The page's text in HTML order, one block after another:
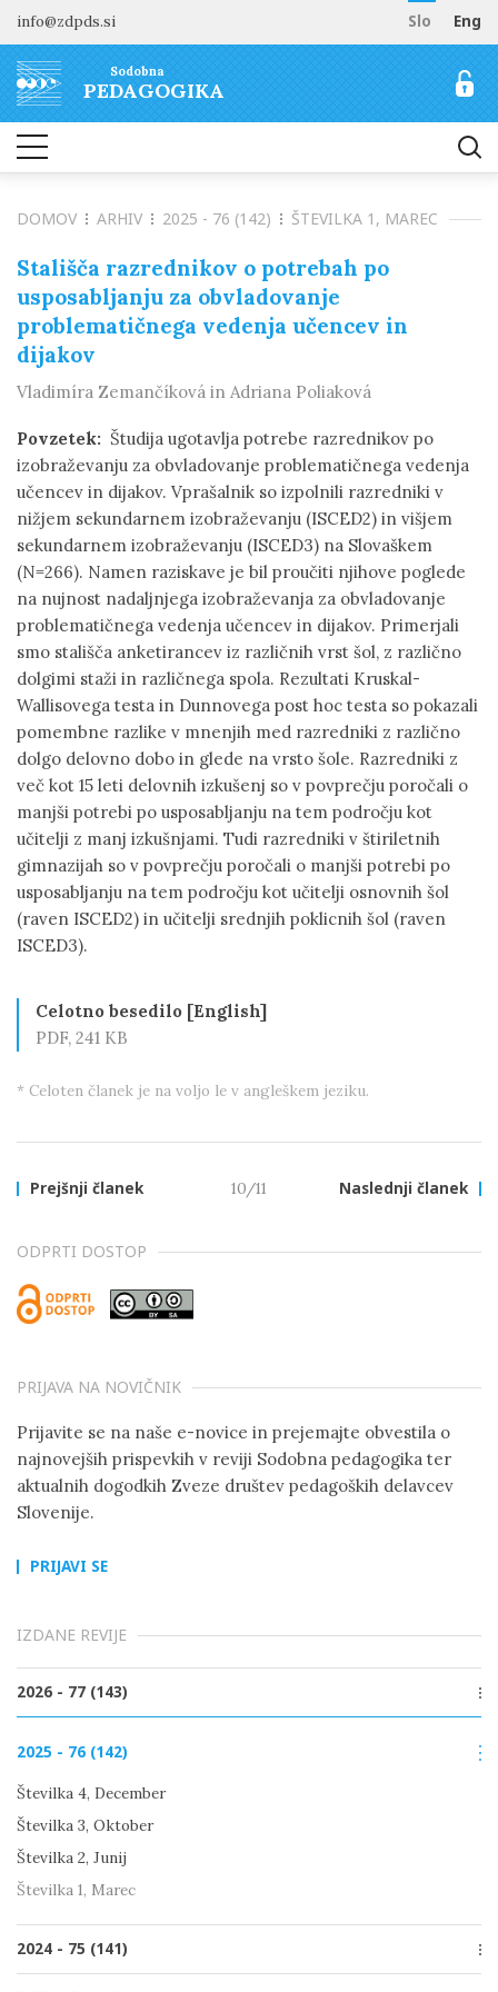
info@zdpds.si Slo Eng
Sodobna
PEDAGOGIKA
DOMOV
O REVIJI
Namen in cilji
Uredništvo
Odprti dostop
ARHIV
NAROČANJE
Naročilo revije
Cenik
ZA AVTORJE
Navodila avtorjem
Recenzentski postopek
Etika objavljanja
Tematska vabila avtorjem
KONTAKT
DOMOV ARHIV 2025 - 76 (142) ŠTEVILKA 1, MAREC
Stališča razrednikov o potrebah po
usposabljanju za obvladovanje
problematičnega vedenja učencev in
dijakov
Vladimíra Zemančíková in Adriana Poliaková
Povzetek: Študija ugotavlja potrebe razrednikov po
izobraževanju za obvladovanje problematičnega vedenja
učencev in dijakov. Vprašalnik so izpolnili razredniki v
nižjem sekundarnem izobraževanju (ISCED2) in višjem
sekundarnem izobraževanju (ISCED3) na Slovaškem
(N=266). Namen raziskave je bil proučiti njihove poglede
na nujnost nadaljnjega izobraževanja za obvladovanje
problematičnega vedenja učencev in dijakov. Primerjali
smo stališča anketirancev iz različnih vrst šol, z različno
dolgimi staži in različnega spola. Rezultati Kruskal-
Wallisovega testa in Dunnovega post hoc testa so pokazali
pomembne razlike v mnenjih med razredniki z različno
dolgo delovno dobo in glede na vrsto šole. Razredniki z
več kot 15 leti delovnih izkušenj so v povprečju poročali o
manjši potrebi po usposabljanju na tem področju kot
učitelji z manj izkušnjami. Tudi razredniki v štiriletnih
gimnazijah so v povprečju poročali o manjši potrebi po
usposabljanju na tem področju kot učitelji osnovnih šol
(raven ISCED2) in učitelji srednjih poklicnih šol (raven
ISCED3).
Celotno besedilo [English]
PDF, 241 KB
* Celoten članek je na voljo le v angleškem jeziku.
Prejšnji članek Naslednji članek
10/11
ODPRTI DOSTOP
PRIJAVA NA NOVIČNIK
Prijavite se na naše e-novice in prejemajte obvestila o
najnovejših prispevkih v reviji Sodobna pedagogika ter
aktualnih dogodkih Zveze društev pedagoških delavcev
Slovenije.
PRIJAVI SE
IZDANE REVIJE
2026 - 77 (143)
Številka 1, Marec
2025 - 76 (142)
Številka 4, December
Številka 3, Oktober
Številka 2, Junij
Številka 1, Marec
2024 - 75 (141)